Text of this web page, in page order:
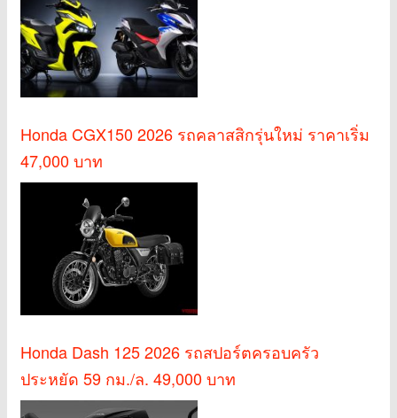
Honda CGX150 2026 รถคลาสสิกรุ่นใหม่ ราคาเริ่ม
47,000 บาท
Honda Dash 125 2026 รถสปอร์ตครอบครัว
ประหยัด 59 กม./ล. 49,000 บาท